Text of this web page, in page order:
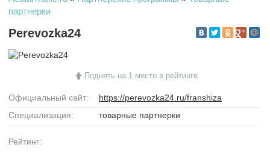
партнерки
Perevozka24
Поднять на 1 место в рейтинге
Официальный сайт:
https://perevozka24.ru/franshiza
Специализация:
товарные партнерки
Рейтинг: